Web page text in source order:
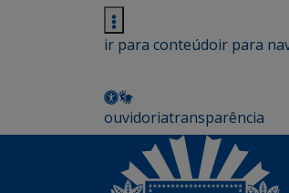
ir para conteúdoir para
ouvidoriatransparência